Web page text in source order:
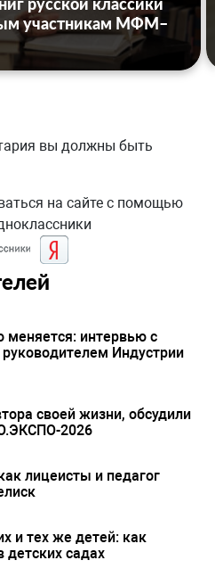
участникам МФМ–
вы должны быть
на сайте с помощью
меняется: интервью с
Индустрии
своей жизни, обсудили
2026
лицеисты и педагог
и тех же детей: как
детских садах